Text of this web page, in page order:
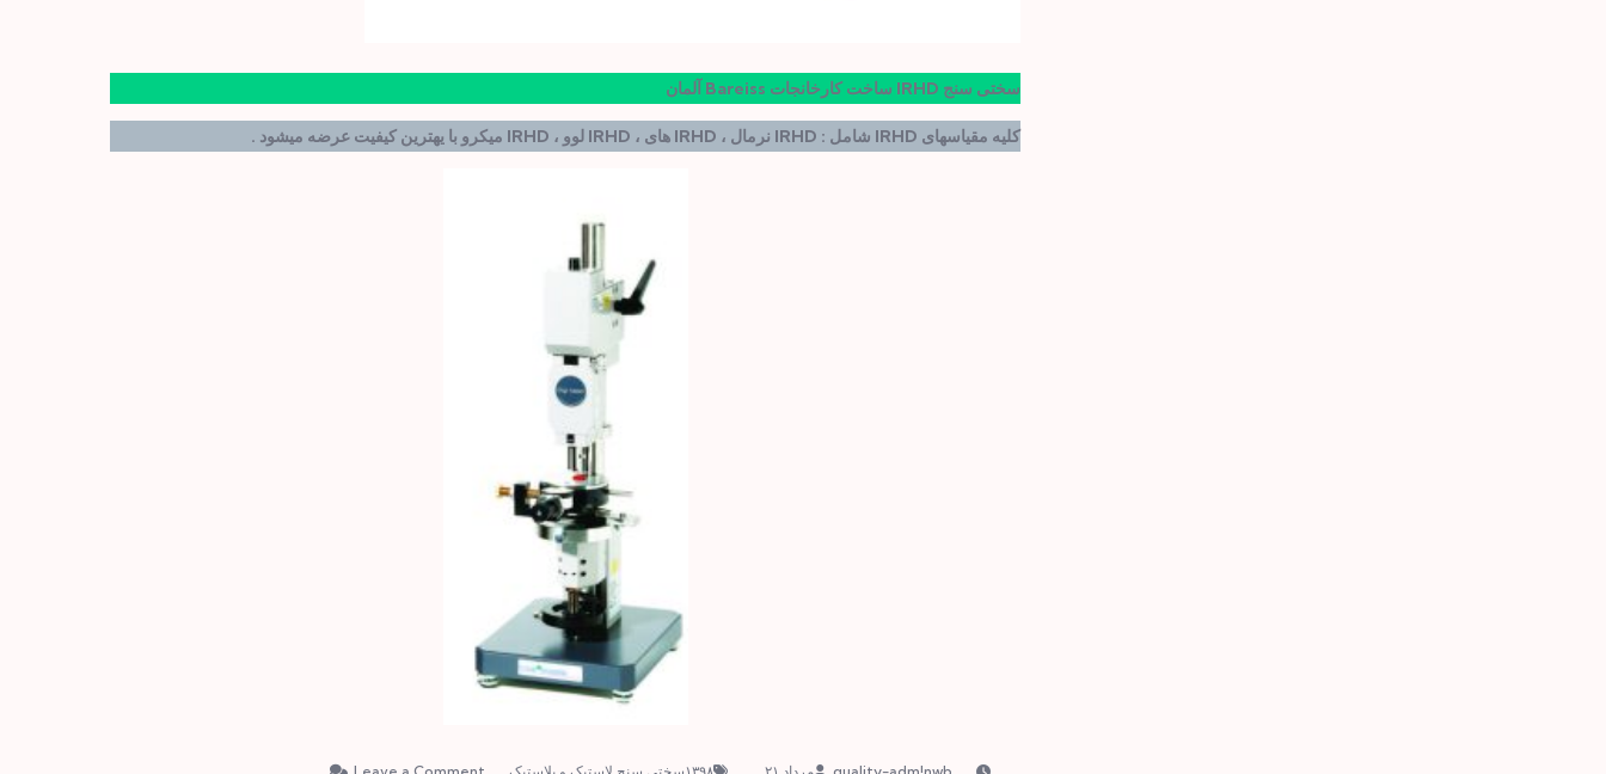
سختی سنج IRHD ساخت کارخانجات Bareiss آلمان
کلیه مقیاسهای IRHD شامل : IRHD نرمال ، IRHD های ، IRHD لوو ، IRHD میکرو با یهترین کیفیت عرضه میشود .
on